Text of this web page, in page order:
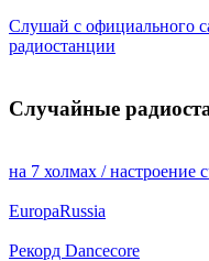
Слушай с официального
радиостанции
Случайные
на 7 холмах / настроение
EuropaRussia
Рекорд Dancecore